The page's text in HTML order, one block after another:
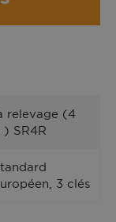
9006 satiné
relevage (4
SR4R
3 clés